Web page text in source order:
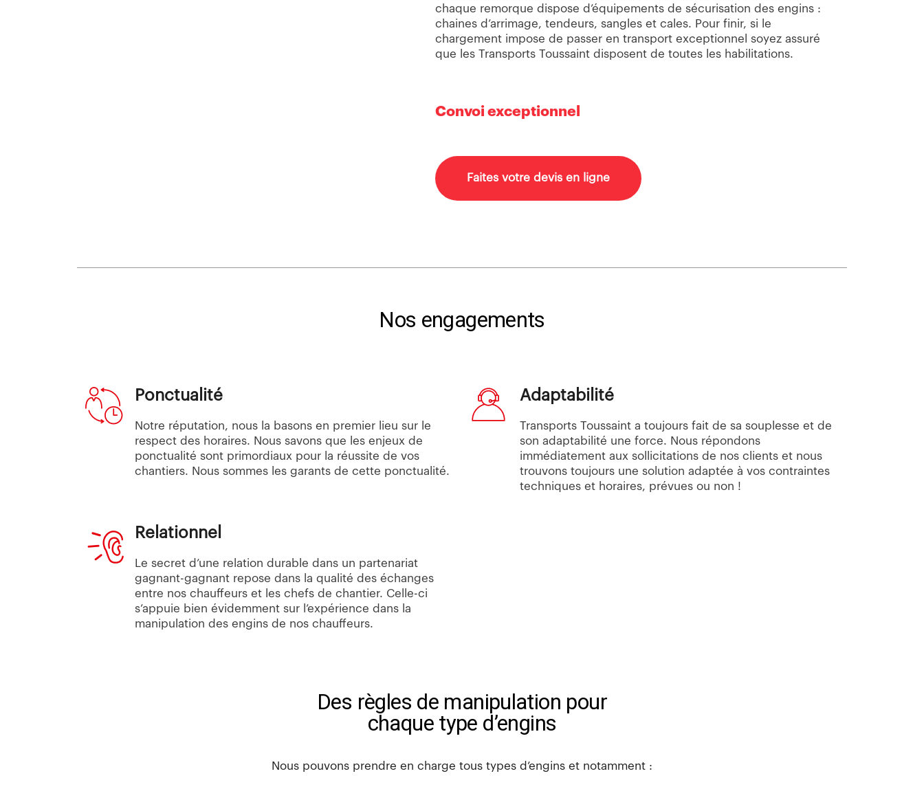
chaque remorque dispose d’équipements de sécurisation des engins :
chaines d’arrimage, tendeurs, sangles et cales. Pour finir, si le
chargement impose de passer en transport exceptionnel soyez assuré
que les Transports Toussaint disposent de toutes les habilitations.
Convoi exceptionnel
Faites votre devis en ligne
Nos engagements
Ponctualité
Notre réputation, nous la basons en premier lieu sur le
respect des horaires. Nous savons que les enjeux de
ponctualité sont primordiaux pour la réussite de vos
chantiers. Nous sommes les garants de cette ponctualité.
Adaptabilité
Transports Toussaint a toujours fait de sa souplesse et de
son adaptabilité une force. Nous répondons
immédiatement aux sollicitations de nos clients et nous
trouvons toujours une solution adaptée à vos contraintes
techniques et horaires, prévues ou non !
Relationnel
Le secret d’une relation durable dans un partenariat
gagnant-gagnant repose dans la qualité des échanges
entre nos chauffeurs et les chefs de chantier. Celle-ci
s’appuie bien évidemment sur l’expérience dans la
manipulation des engins de nos chauffeurs.
Des règles de manipulation pour
chaque type d’engins
Nous pouvons prendre en charge tous types d’engins et notamment :